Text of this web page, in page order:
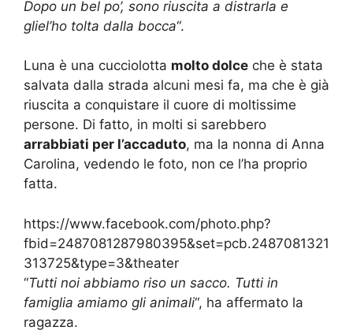
Dopo un bel po’, sono riuscita a distrarla e
gliel’ho tolta dalla bocca“.
Luna è una cucciolotta molto dolce che è stata
salvata dalla strada alcuni mesi fa, ma che è già
riuscita a conquistare il cuore di moltissime
persone. Di fatto, in molti si sarebbero
arrabbiati per l’accaduto, ma la nonna di Anna
Carolina, vedendo le foto, non ce l’ha proprio
fatta.
https://www.facebook.com/photo.php?
fbid=2487081287980395&set=pcb.2487081321
313725&type=3&theater
“Tutti noi abbiamo riso un sacco. Tutti in
famiglia amiamo gli animali“, ha affermato la
ragazza.